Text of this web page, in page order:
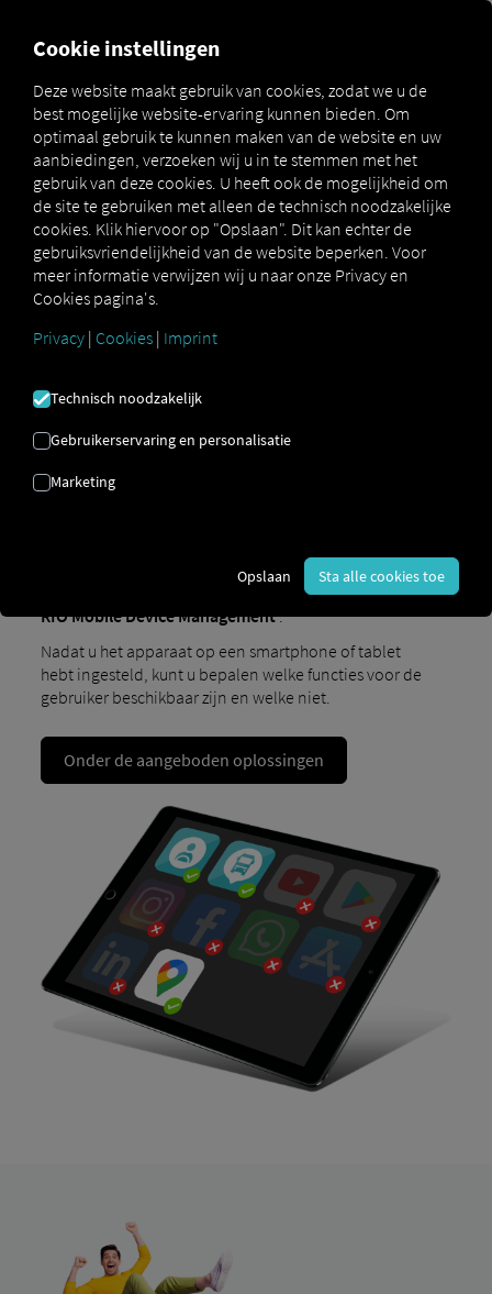
HARDWARE VOOR
UW RIO VLOOT
Aangeboden door onze jarenlange
partner — ENO telecom GmbH.
RIO Mobiel apparaatbeheer
kan al snel afleiden en tijdverspilling zijn. Maar ook
daar is een oplossing voor. RIO Een oplossing voor u:
RIO Mobile Device Management.
Nadat u het apparaat op een smartphone of tablet
hebt ingesteld, kunt u bepalen welke functies voor de
gebruiker beschikbaar zijn en welke niet.
Onder de aangeboden oplossingen
Cookie instellingen
Deze website maakt gebruik van cookies, zodat we u de
best mogelijke website-ervaring kunnen bieden. Om
optimaal gebruik te kunnen maken van de website en uw
aanbiedingen, verzoeken wij u in te stemmen met het
gebruik van deze cookies. U heeft ook de mogelijkheid om
de site te gebruiken met alleen de technisch noodzakelijke
cookies. Klik hiervoor op "Opslaan". Dit kan echter de
gebruiksvriendelijkheid van de website beperken. Voor
meer informatie verwijzen wij u naar onze Privacy en
Cookies pagina's.
Privacy | Cookies | Imprint
Technisch noodzakelijk
Gebruikerservaring en personalisatie
Marketing
Opslaan Sta alle cookies toe